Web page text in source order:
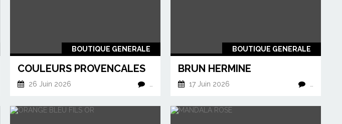
BOUTIQUE GENERALE
COULEURS PROVENCALES
26 Juin 2026
BOUTIQUE GENERALE
BRUN HERMINE
17 Juin 2026